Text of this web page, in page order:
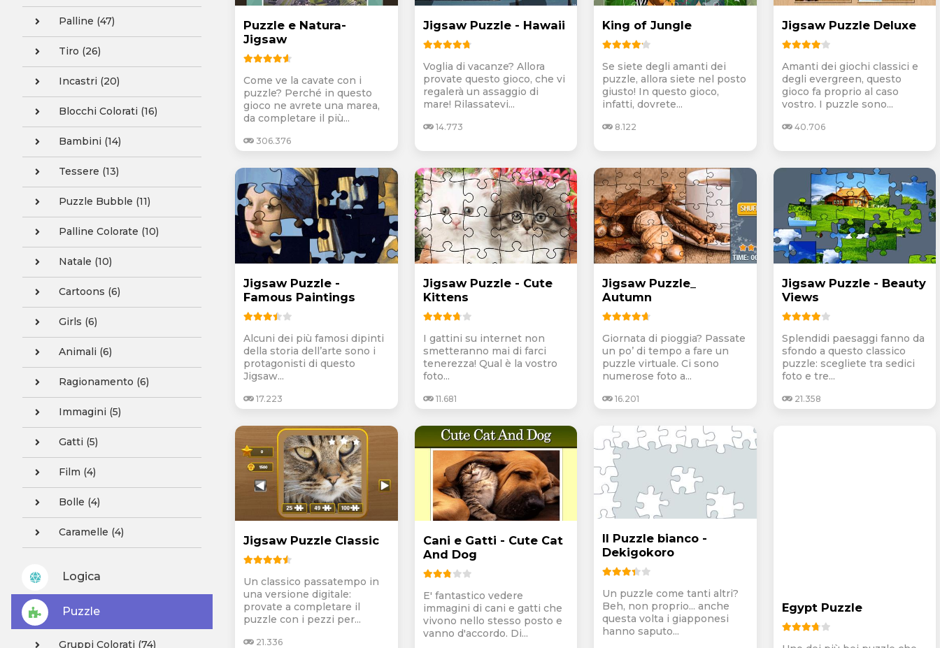
Palline (47)
Tiro (26)
Incastri (20)
Blocchi Colorati (16)
Bambini (14)
Tessere (13)
Puzzle Bubble (11)
Palline Colorate (10)
Natale (10)
Cartoons (6)
Girls (6)
Animali (6)
Ragionamento (6)
Immagini (5)
Gatti (5)
Film (4)
Bolle (4)
Caramelle (4)
Logica
Puzzle
Gruppi Colorati (74)
Puzzle e Natura-
Jigsaw
Come ve la cavate con i
puzzle? Perché in questo
gioco ne avrete una marea,
da completare il più...
306.376
Jigsaw Puzzle - Hawaii
Voglia di vacanze? Allora
provate questo gioco, che vi
regalerà un assaggio di
mare! Rilassatevi...
14.773
King of Jungle
Se siete degli amanti dei
puzzle, allora siete nel posto
giusto! In questo gioco,
infatti, dovrete...
8.122
Jigsaw Puzzle Deluxe
Amanti dei giochi classici e
degli evergreen, questo
gioco fa proprio al caso
vostro. I puzzle sono...
40.706
Jigsaw Puzzle -
Famous Paintings
Alcuni dei più famosi dipinti
della storia dell’arte sono i
protagonisti di questo
Jigsaw...
17.223
Jigsaw Puzzle - Cute
Kittens
I gattini su internet non
smetteranno mai di farci
tenerezza! Qual è la vostro
foto...
11.681
Jigsaw Puzzle_
Autumn
Giornata di pioggia? Passate
un po’ di tempo a fare un
puzzle virtuale. Ci sono
numerose foto a...
16.201
Jigsaw Puzzle - Beauty
Views
Splendidi paesaggi fanno da
sfondo a questo classico
puzzle: scegliete tra sedici
foto e tre...
21.358
Jigsaw Puzzle Classic
Un classico passatempo in
una versione digitale:
provate a completare il
puzzle con i pezzi per...
21.336
Cani e Gatti - Cute Cat
And Dog
E' fantastico vedere
immagini di cani e gatti che
vivono nello stesso posto e
vanno d'accordo. Di...
Il Puzzle bianco -
Dekigokoro
Un puzzle come tanti altri?
Beh, non proprio... anche
questa volta i giapponesi
hanno saputo...
Egypt Puzzle